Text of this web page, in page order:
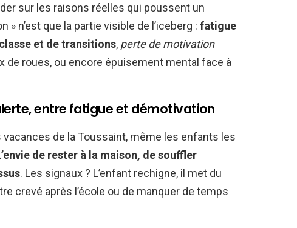
sur les raisons réelles qui poussent un
» n’est que la partie visible de l’iceberg : fatigue
et de transitions, perte de motivation
de roues, ou encore épuisement mental face à
entre fatigue et démotivation
vacances de la Toussaint, même les enfants les
de rester à la maison, de souffler
. Les signaux ? L’enfant rechigne, il met du
crevé après l’école ou de manquer de temps